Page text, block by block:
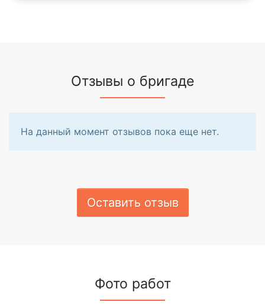
Отзывы о бригаде
На данный момент отзывов пока еще нет.
Оставить отзыв
Фото работ